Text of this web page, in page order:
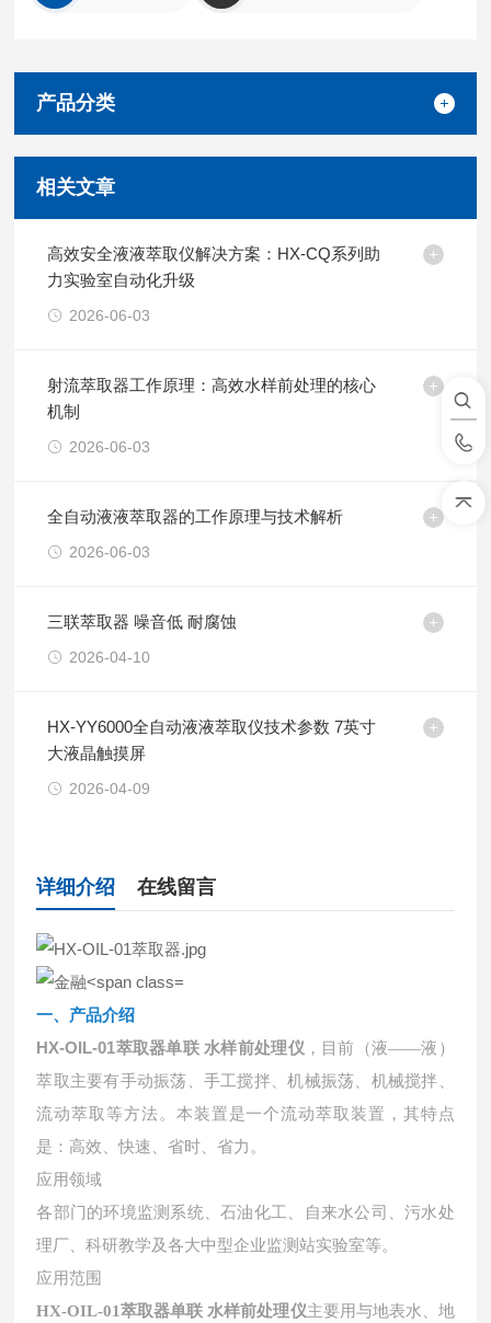
产品分类
相关文章
高效安全液液萃取仪解决方案：HX-CQ系列助
力实验室自动化升级
2026-06-03
射流萃取器工作原理：高效水样前处理的核心
机制
2026-06-03
全自动液液萃取器的工作原理与技术解析
2026-06-03
三联萃取器 噪音低 耐腐蚀
2026-04-10
HX-YY6000全自动液液萃取仪技术参数 7英寸
大液晶触摸屏
2026-04-09
详细介绍 在线留言
一、产品介绍
HX-OIL-01萃取器单联 水样前处理仪 ，目前（液——液）
萃取主要有手动振荡、手工搅拌、机械振荡、机械搅拌、
流动萃取等方法。本装置是一个流动萃取装置，其特点
是：高效、快速、省时、省力。
应用领域
各部门的环境监测系统、石油化工、自来水公司、污水处
理厂、科研教学及各大中型企业监测站实验室等。
应用范围
HX-OIL-01萃取器单联 水样前处理仪主要用与地表水、地